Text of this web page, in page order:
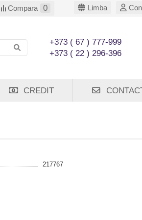
Compara 0 Limba
+373 ( 67 ) 777-999
+373 ( 22 ) 296-396
CREDIT
217767